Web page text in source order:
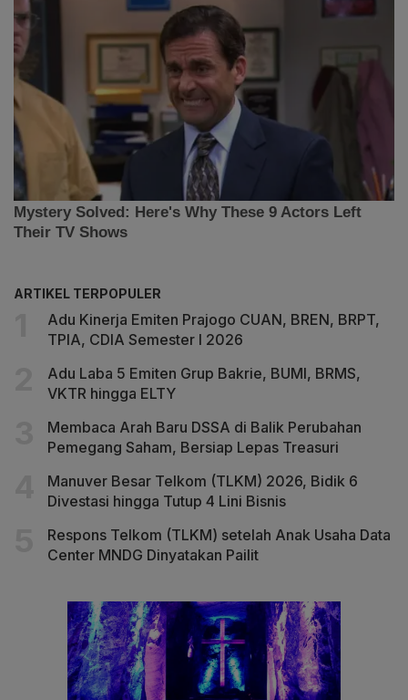
ARTIKEL TERPOPULER
Adu Kinerja Emiten Prajogo CUAN, BREN, BRPT,
TPIA, CDIA Semester I 2026
Adu Laba 5 Emiten Grup Bakrie, BUMI, BRMS,
VKTR hingga ELTY
Membaca Arah Baru DSSA di Balik Perubahan
Pemegang Saham, Bersiap Lepas Treasuri
Manuver Besar Telkom (TLKM) 2026, Bidik 6
Divestasi hingga Tutup 4 Lini Bisnis
Respons Telkom (TLKM) setelah Anak Usaha Data
Center MNDG Dinyatakan Pailit